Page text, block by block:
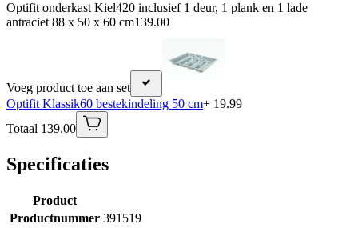
Optifit onderkast Kiel420 inclusief 1 deur, 1 plank en 1 lade
antraciet 88 x 50 x 60 cm139.00
Voeg product toe aan set
Optifit Klassik60 bestekindeling 50 cm+ 19.99
Totaal 139.00
Specificaties
Product
Productnummer 391519